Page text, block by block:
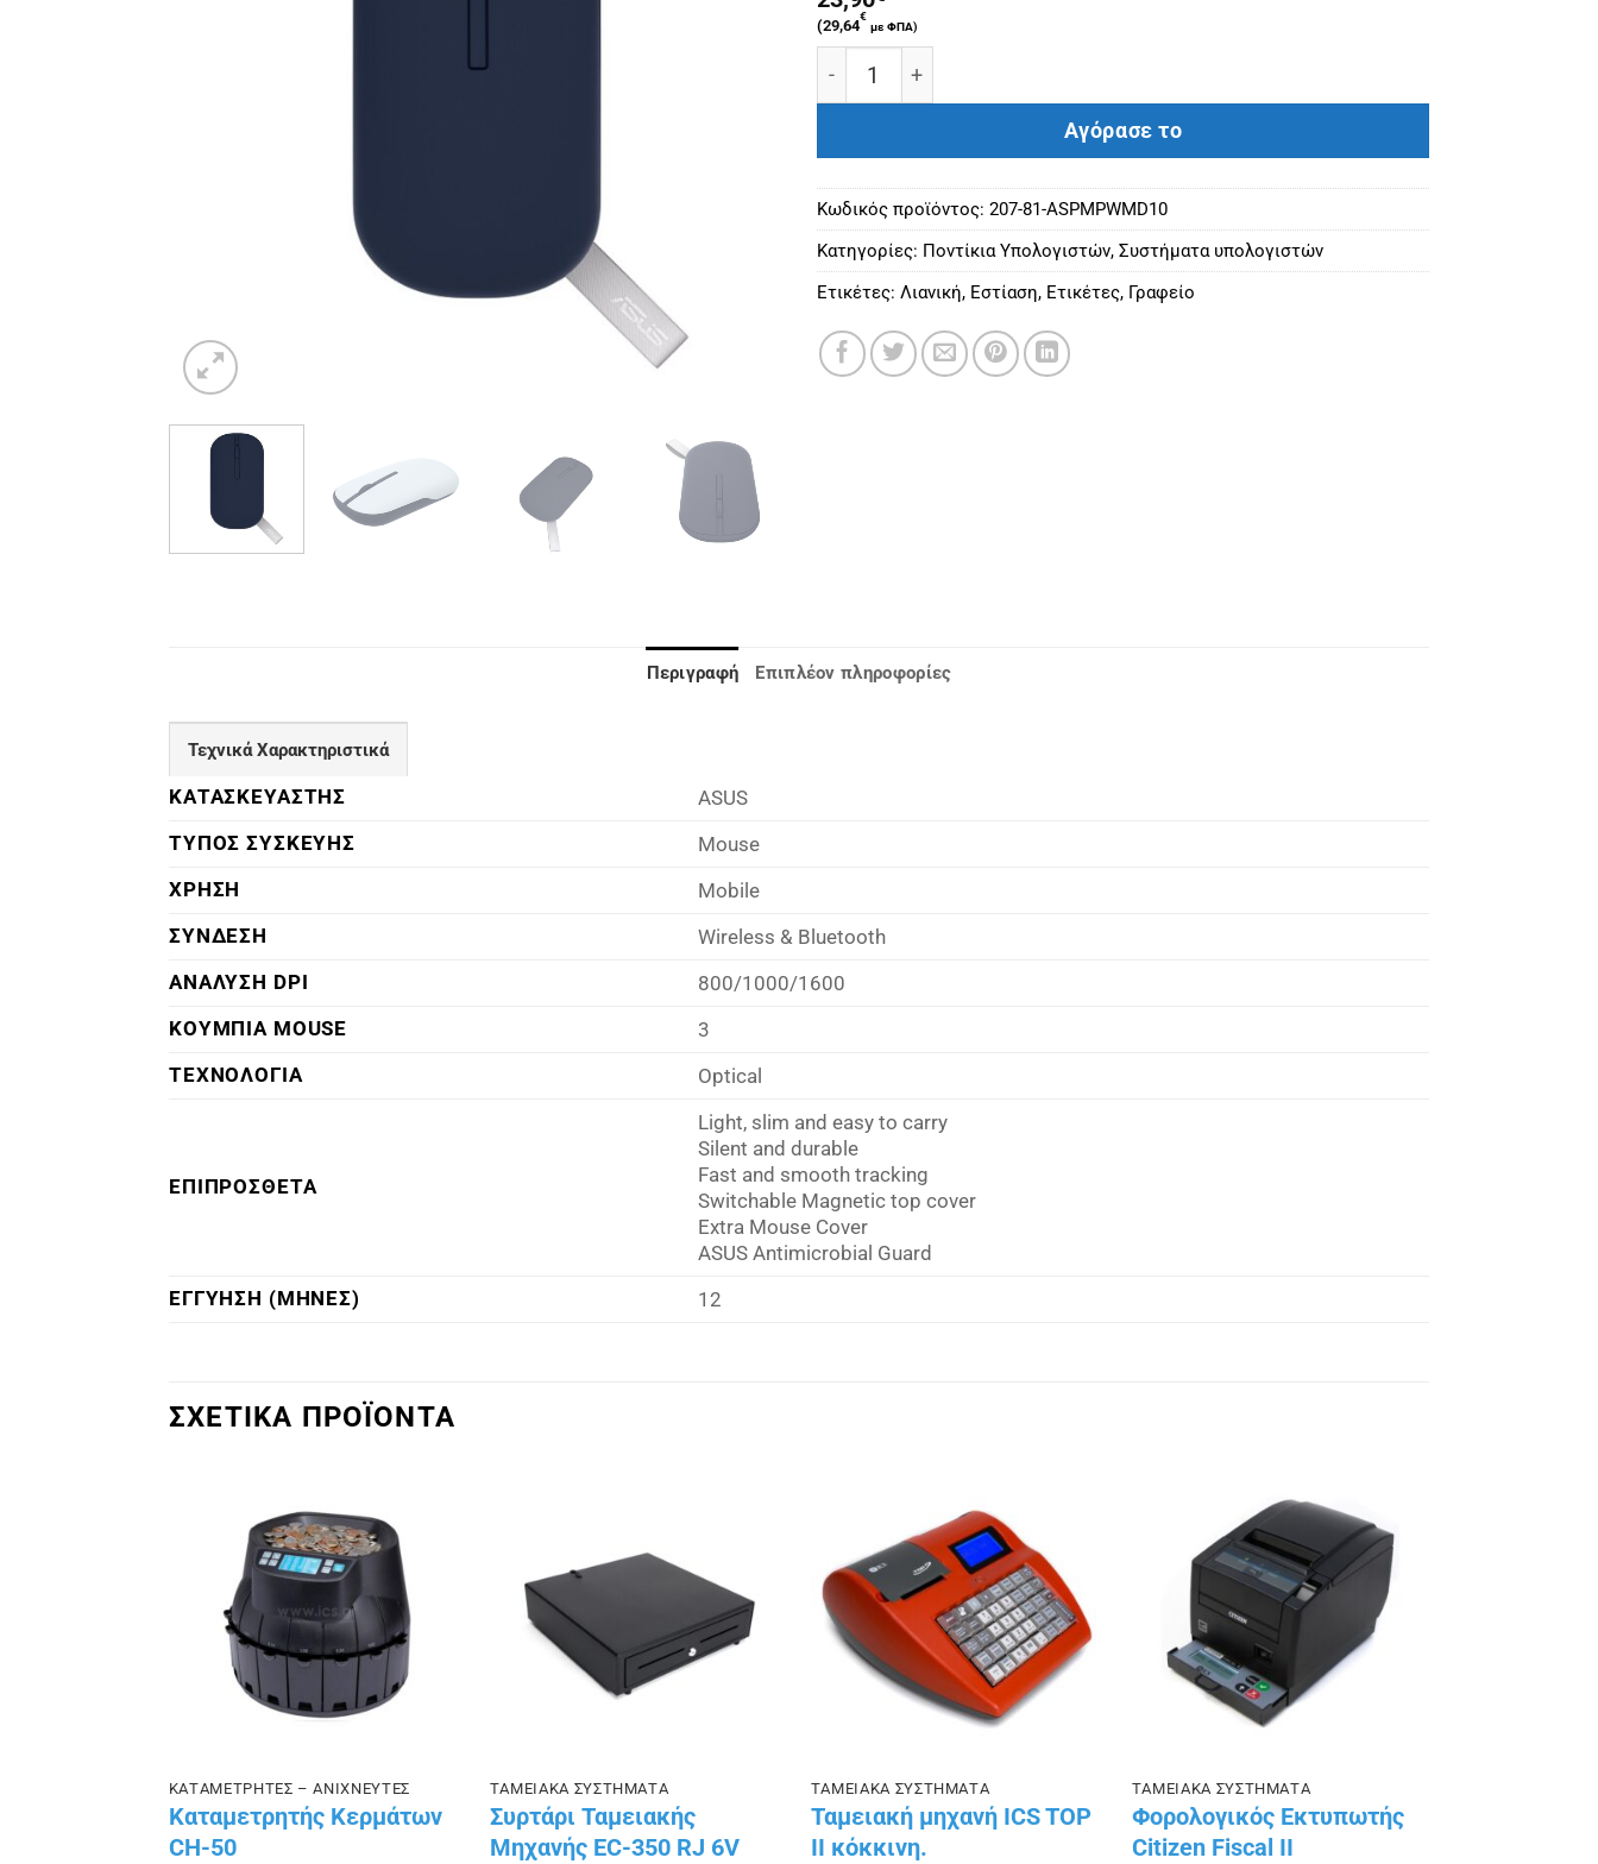
(29,64
€
με ΦΠΑ)
ASUS MOUSE OPTICAL MD100 Blue/Quiet Blue ποσότητα
Αγόρασε το
Κωδικός προϊόντος: 207-81-ASPMPWMD10
Κατηγορίες: Ποντίκια Υπολογιστών, Συστήματα υπολογιστών
Ετικέτες: Λιανική, Εστίαση, Ετικέτες, Γραφείο
Περιγραφή Επιπλέον πληροφορίες
Τεχνικά Χαρακτηριστικά
ΚΑΤΑΣΚΕΥΑΣΤΗΣ
ASUS
ΤΥΠΟΣ ΣΥΣΚΕΥΗΣ
Mouse
ΧΡΗΣΗ
Mobile
ΣΥΝΔΕΣΗ
Wireless & Bluetooth
ΑΝΑΛΥΣΗ DPI
800/1000/1600
ΚΟΥΜΠΙΑ MOUSE
3
ΤΕΧΝΟΛΟΓΙΑ
Optical
ΕΠΙΠΡΟΣΘΕΤΑ
Light, slim and easy to carry
Silent and durable
Fast and smooth tracking
Switchable Magnetic top cover
Extra Mouse Cover
ASUS Antimicrobial Guard
ΕΓΓΥΗΣΗ (ΜΗΝΕΣ)
12
ΣΧΕΤΙΚΑ ΠΡΟΪΟΝΤΑ
Πρόσθήκη
στην λίστα
επιθυμιών
ΚΑΤΑΜΕΤΡΗΤΕΣ – ΑΝΙΧΝΕΥΤΕΣ
Καταμετρητής Κερμάτων
CH-50
επιθυμιών
ΤΑΜΕΙΑΚΑ ΣΥΣΤΗΜΑΤΑ
Συρτάρι Ταμειακής
Μηχανής EC-350 RJ 6V
Πρόσθήκη
στην λίστα
επιθυμιών
ΤΑΜΕΙΑΚΑ ΣΥΣΤΗΜΑΤΑ
Ταμειακή μηχανή ICS TOP
II κόκκινη.
Πρόσθήκη
στην λίστα
επιθυμιών
ΤΑΜΕΙΑΚΑ ΣΥΣΤΗΜΑΤΑ
Φορολογικός Εκτυπωτής
Citizen Fiscal II